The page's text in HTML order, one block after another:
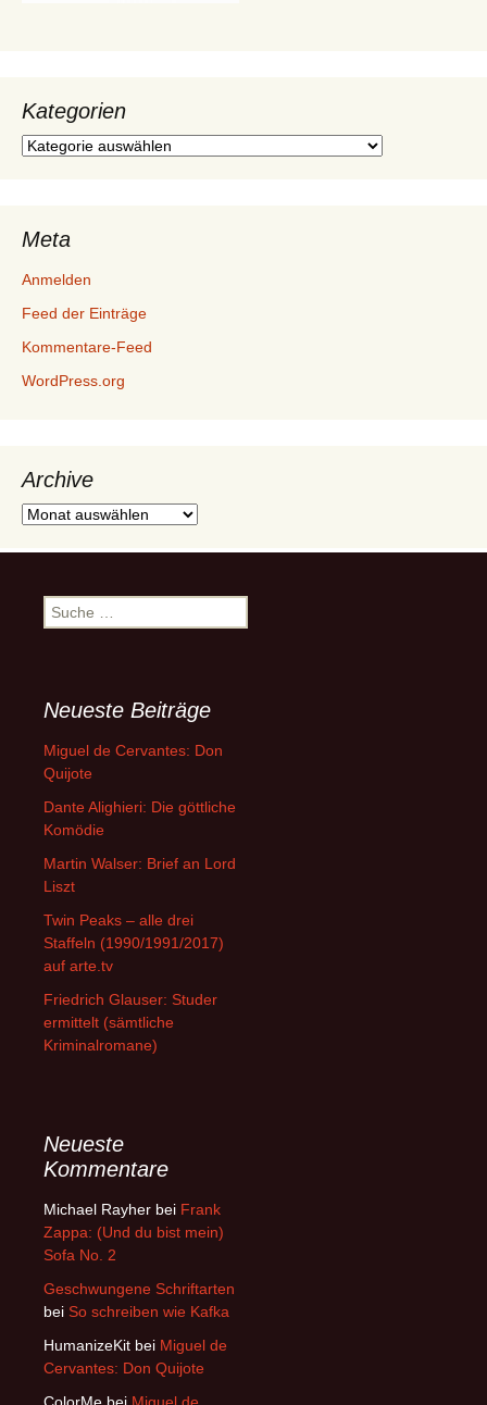
Kategorien
Kategorien
Meta
Anmelden
Feed der Einträge
Kommentare-Feed
WordPress.org
Archive
Archive
Suche
nach:
Neueste Beiträge
Miguel de Cervantes: Don
Quijote
Dante Alighieri: Die göttliche
Komödie
Martin Walser: Brief an Lord
Liszt
Twin Peaks – alle drei
Staffeln (1990/1991/2017)
auf arte.tv
Friedrich Glauser: Studer
ermittelt (sämtliche
Kriminalromane)
Neueste
Kommentare
Michael Rayher bei Frank
Zappa: (Und du bist mein)
Sofa No. 2
Geschwungene Schriftarten
bei So schreiben wie Kafka
HumanizeKit bei Miguel de
Cervantes: Don Quijote